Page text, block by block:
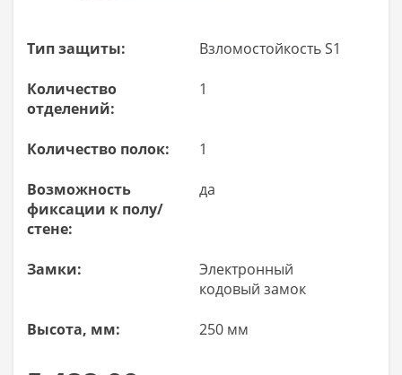
Тип защиты: Взломостойкость S1
Количество
отделений:
1
Количество полок: 1
Возможность
фиксации к полу/
стене:
да
Замки:
Электронный
кодовый замок
Высота, мм: 250 мм